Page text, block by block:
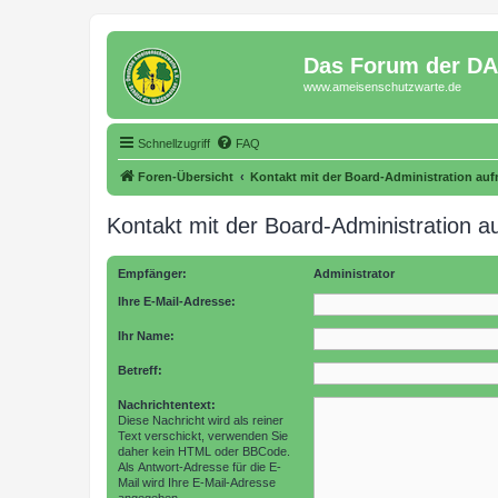
Das Forum der
www.ameisenschutzwarte.de
Schnellzugriff FAQ
Foren-Übersicht Kontakt mit der Board-Administration
Kontakt mit der Board-Administration
Empfänger: Administrator
Ihre E-Mail-Adresse:
Ihr Name:
Betreff:
Nachrichtentext:
Diese Nachricht wird als reiner
Text verschickt, verwenden Sie
daher kein HTML oder BBCode.
Als Antwort-Adresse für die E-
Mail wird Ihre E-Mail-Adresse